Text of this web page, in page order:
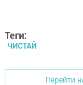
Теги:
ЧИСТАЙ
Перейти